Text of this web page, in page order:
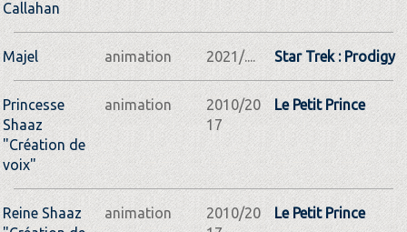
Callahan
Majel animation 2021/.... Star Trek : Prodigy
Princesse
Shaaz
"Création de
voix"
animation
2010/20
17
Le Petit Prince
Reine Shaaz
animation
2010/20
Le Petit Prince